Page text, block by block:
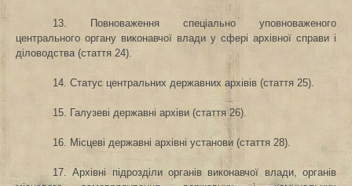
13. Повноваження спеціально уповноваженого
центрального органу виконавчої влади у сфері архівної справи і
діловодства (стаття 24).
14. Статус центральних державних архівів (стаття 25).
15. Галузеві державні архіви (стаття 26).
16. Місцеві державні архівні установи (стаття 28).
17. Архівні підрозділи органів виконавчої влади, органів